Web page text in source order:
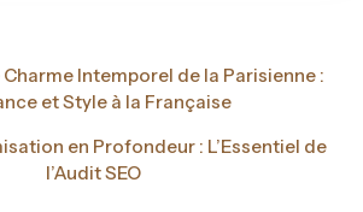
Charme Intemporel de la Parisienne :
et Style à la Française
en Profondeur : L’Essentiel de
l’Audit SEO